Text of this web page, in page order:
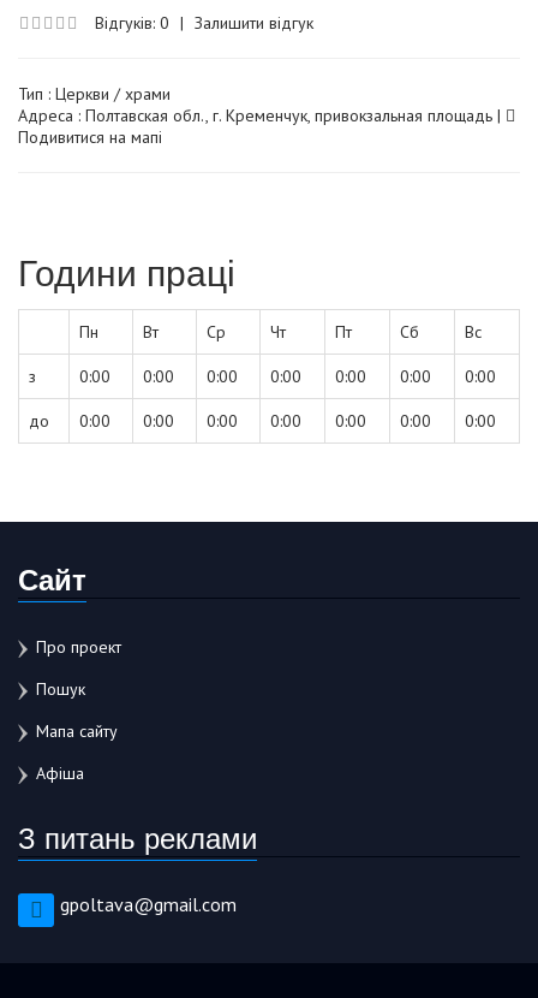
Відгуків: 0 | Залишити відгук
Тип : Церкви / храми
Адреса : Полтавская обл., г. Кременчук, привокзальная площадь |
Подивитися на мапі
Години праці
Пн Вт Ср Чт Пт Сб Вс
з 0:00 0:00 0:00 0:00 0:00 0:00 0:00
до 0:00 0:00 0:00 0:00 0:00 0:00 0:00
Сайт
Про проект
Пошук
Мапа сайту
Афіша
З питань реклами
gpoltava@gmail.com